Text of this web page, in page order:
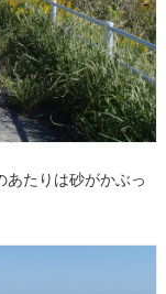
あたりは砂がかぶっ